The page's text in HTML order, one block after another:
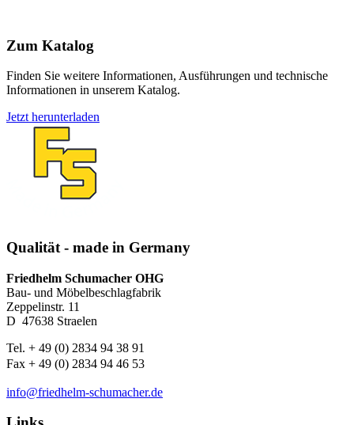
Zum Katalog
Finden Sie weitere Informationen, Ausführungen und technische
Informationen in unserem Katalog.
Jetzt herunterladen
Qualität - made in Germany
Friedhelm Schumacher OHG
Bau- und Möbelbeschlagfabrik
Zeppelinstr. 11
D ­ 47638 Straelen
Tel. + 49 (0) 2834 94 38 91
Fax + 49 (0) 2834 94 46 53
info@friedhelm-schumacher.de